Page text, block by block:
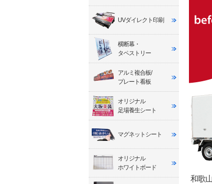
和歌
UVダイレクト印刷
横断幕・
タペストリー
アルミ複合板/
プレート看板
オリジナル
足場養生シート
マグネットシート
オリジナル
ホワイトボード